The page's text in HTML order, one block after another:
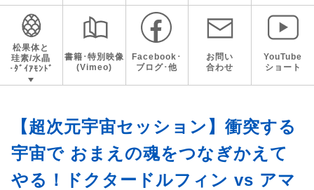
松果体と
珪素/水晶
･ﾀﾞｲｱﾓﾝﾄﾞ
書籍･特別映像
(Vimeo)
Facebook･
ブログ･他
お問い
合わせ
YouTube
ショート
【超次元宇宙セッション】衝突する
宇宙で おまえの魂をつなぎかえて
やる！ドクタードルフィン vs アマ